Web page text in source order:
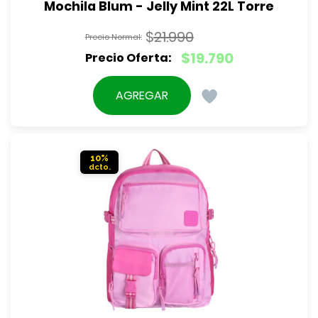
Mochila Blum - Jelly Mint 22L Torre
$21.990
El
precio
original
$19.790
El
precio
actual
AGREGAR
10%